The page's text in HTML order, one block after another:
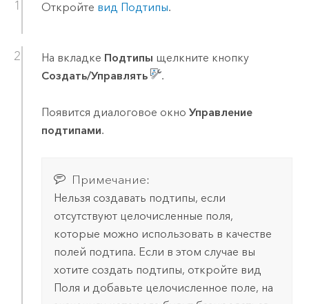
Откройте вид Подтипы.
На вкладке Подтипы щелкните кнопку
Создать/Управлять
.
Появится диалоговое окно Управление
подтипами.
Примечание:
Нельзя создавать подтипы, если
отсутствуют целочисленные поля,
которые можно использовать в качестве
полей подтипа. Если в этом случае вы
хотите создать подтипы, откройте вид
Поля и добавьте целочисленное поле, на